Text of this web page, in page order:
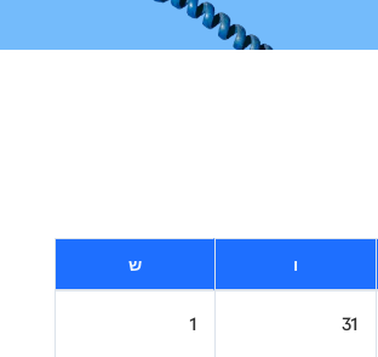
ו ש
31
1